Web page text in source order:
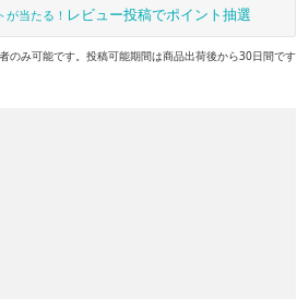
が当たる！ レビュー投稿でポイント抽選
のみ可能です。投稿可能期間は商品出荷後から30日間です